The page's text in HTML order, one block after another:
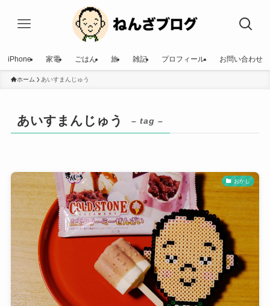
iPhone 家電 ごはん 旅 雑記 プロフィール お問い合わせ
ホーム あいすまんじゅう
あいすまんじゅう – tag –
おかし